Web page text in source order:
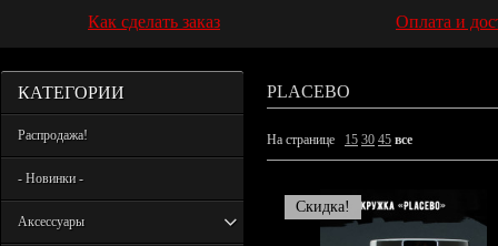
Как сделать заказ Оплата и
КАТЕГОРИИ
Распродажа!
- Новинки -
Аксессуары
PLACEBO
На странице 15 30 45 все
Скидка!